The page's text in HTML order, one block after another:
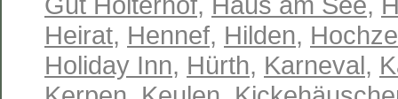
Heirat, Hennef, Hilden,
Holiday Inn, Hürth, Karneval,